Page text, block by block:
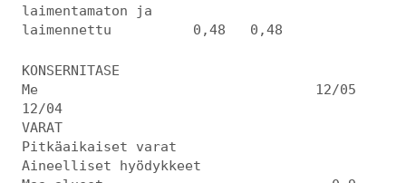
laimentamaton ja
laimennettu 0,48 0,48
KONSERNITASE
Me 12/05
12/04
VARAT
Pitkäaikaiset varat
Aineelliset hyödykkeet